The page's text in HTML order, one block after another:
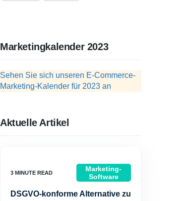
Marketingkalender 2023
Sehen Sie sich unseren E-Commerce-
Marketing-Kalender für 2023 an
Aktuelle Artikel
Marketing-
Software
DSGVO-konforme Alternative zu